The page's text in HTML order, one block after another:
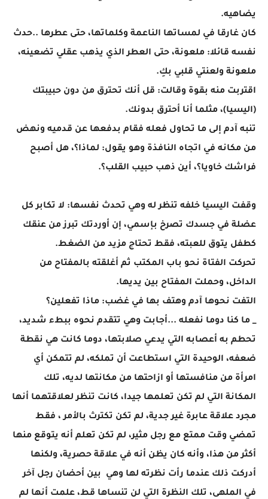
يضاهيه.
كان غارقا في لمساتها الناعمة وكلماتها، حتى عطرها ..حدث
نفسه قائلا: ملعونة، حتى العطر الذي يذهب عقلي تضعينه،
ملعونة ولعنتي قلبي بكِ.
اقتربت منه بقوة وقالت: قل أنك تحترق من دون حبيبتك
(اليسيا)، مثلما أنا أحترق بدونك.
تنبه آدم إلى ما تحاول فعله فقام بدفعها عن قدميه ونهض
من مكانه في اتجاه النافذة وهو يقول: لماذا؟، هل أصبح
فراشك خاويا؟، أين ذهب حبيب القلب؟.
وقفت اليسيا خلفه تنظر له وهي تحدث نفسها: لا تكابر كل
عضلة في جسدك تصرخ بإسمي، إن أوردتك تبرز من عنقك
كطفل يتوق للعبته، فقط تحتاج مزيد من الضغط.
تحركت الفتاة نحو باب المكتب ثم أغلقته بالمفتاح من
الداخل، وحملت المفتاح بين يديها.
التفت نحوها آدم وهتف بها في غضب: ماذا تفعلين؟
_ ما كنا دوما نفعله ...أجابت وهي تتقدم نحوه ببطء شديد،
تحطم به أعصابه التي يدعي صلابتها، دوما كانت هي نقطة
ضعفه، الوحيدة التي استطاعت أن تملكه، لم تتمكن أي
امرأة من منافستها أو ازاحتها من مكانتها لديه، تلك
المكانة التي لم تكن تعلمها جيدا، كانت تنظر لعلاقتهما أنها
مجرد علاقة عابرة غير جدية، لم تكن تكترث بالأمر ، فقط
تمضي وقت ممتع مع رجل مثير، لم تكن تعلم أنه يتوقع منها
أكثر من هذا، وأنه كان يظن أنه في علاقة حصرية، ولكنها
أدركت ذلك عندما رأت نظرته لها وهي بين أحضان رجل آخر
في الملهى، تلك النظرة التي لن تنساها قط، علمت أنها لم